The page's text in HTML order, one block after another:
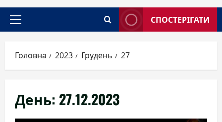
Головне
СПОСТЕРІГАТИ
Головна 2023 Грудень 27
День: 27.12.2023